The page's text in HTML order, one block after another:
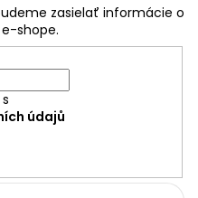
zasielať informácie o
shope.
údajů